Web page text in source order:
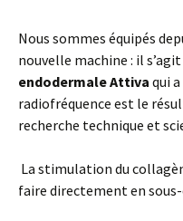
Nous sommes équipés
nouvelle machine : il s’agit
endodermale Attiva qui
radiofréquence est le
recherche technique et
La stimulation du
faire directement en